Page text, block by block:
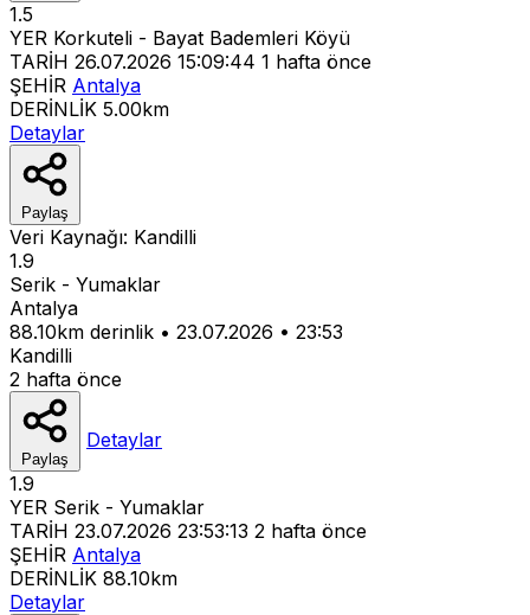
1.5
YER Korkuteli - Bayat Bademleri Köyü
TARİH 26.07.2026 15:09:44 1 hafta önce
ŞEHİR Antalya
DERİNLİK 5.00km
Detaylar
Paylaş
Veri Kaynağı: Kandilli
1.9
Serik - Yumaklar
Antalya
88.10km derinlik • 23.07.2026 • 23:53
Kandilli
2 hafta önce
Paylaş
Detaylar
1.9
YER Serik - Yumaklar
TARİH 23.07.2026 23:53:13 2 hafta önce
ŞEHİR Antalya
DERİNLİK 88.10km
Detaylar